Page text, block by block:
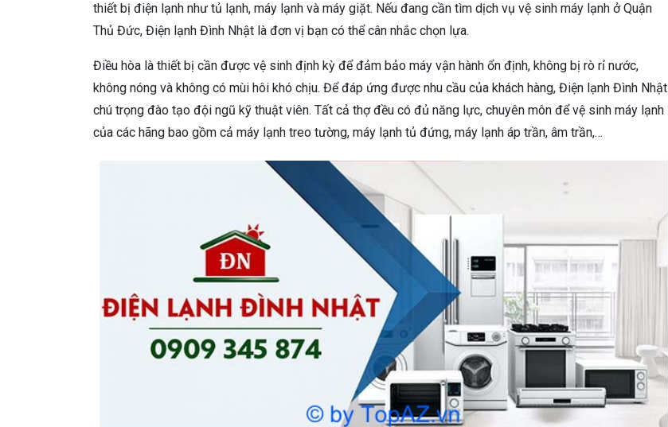
thiết bị điện lạnh như tủ lạnh, máy lạnh và máy giặt. Nếu đang cần tìm dịch vụ vệ sinh máy lạnh ở Quận
Thủ Đức, Điện lạnh Đình Nhật là đơn vị bạn có thể cân nhắc chọn lựa.
Điều hòa là thiết bị cần được vệ sinh định kỳ để đảm bảo máy vận hành ổn định, không bị rò rỉ nước,
không nóng và không có mùi hôi khó chịu. Để đáp ứng được nhu cầu của khách hàng, Điện lạnh Đình Nhật
chú trọng đào tạo đội ngũ kỹ thuật viên. Tất cả thợ đều có đủ năng lực, chuyên môn để vệ sinh máy lạnh
của các hãng bao gồm cả máy lạnh treo tường, máy lạnh tủ đứng, máy lạnh áp trần, âm trần,…